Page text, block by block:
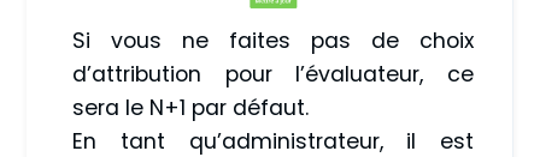
Si vous ne faites pas de choix
d’attribution pour l’évaluateur, ce
sera le N+1 par défaut.
En tant qu’administrateur, il est